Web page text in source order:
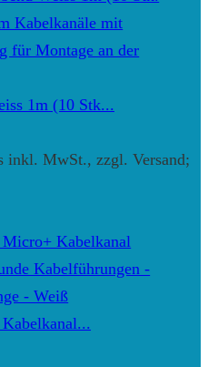
1m (10 Stk...
inkl. MwSt., zzgl. Versand;